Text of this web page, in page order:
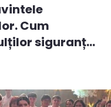
Cum
siguranț...